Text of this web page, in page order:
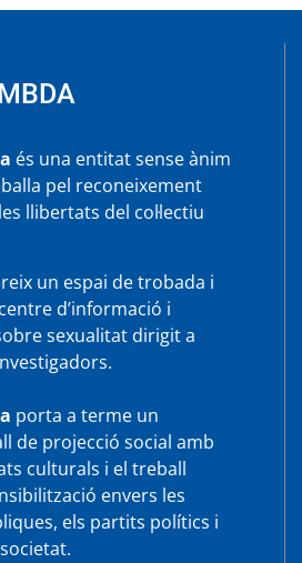
–
és una entitat sense ànim
pel reconeixement
llibertats del col·lectiu
un espai de trobada i
d’informació i
sexualitat dirigit a
porta a terme un
de projecció social amb
culturals i el treball
envers les
els partits polítics i